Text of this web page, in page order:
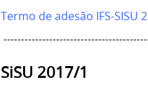
Termo de adesão IFS-SISU
SiSU 2017/1